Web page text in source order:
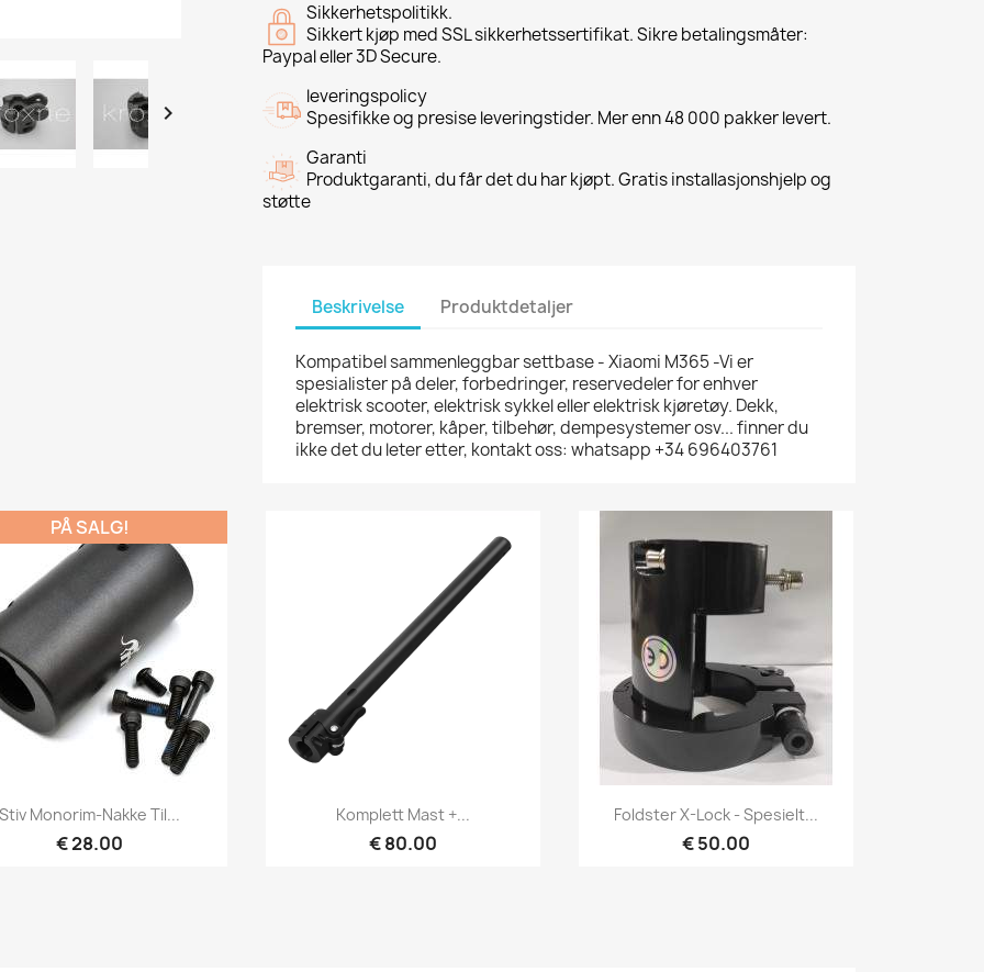

Sikkerhetspolitikk.
Sikkert kjøp med SSL sikkerhetssertifikat. Sikre betalingsmåter:
Paypal eller 3D Secure.
leveringspolicy
Spesifikke og presise leveringstider. Mer enn 48 000 pakker levert.
Garanti
Produktgaranti, du får det du har kjøpt. Gratis installasjonshjelp og
støtte
Beskrivelse Produktdetaljer
Kompatibel sammenleggbar settbase - Xiaomi M365 -Vi er
spesialister på deler, forbedringer, reservedeler for enhver
elektrisk scooter, elektrisk sykkel eller elektrisk kjøretøy. Dekk,
bremser, motorer, kåper, tilbehør, dempesystemer osv... finner du
ikke det du leter etter, kontakt oss: whatsapp +34 696403761
Hurtigvisning
Stiv Monorim-Nakke Til...
€ 28.00
PÅ SALG!
Hurtigvisning
Komplett Mast +...
€ 80.00
Hurtigvisning
Foldster X-Lock - Spesielt...
€ 50.00